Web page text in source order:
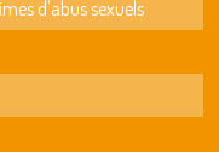
d'abus sexuels